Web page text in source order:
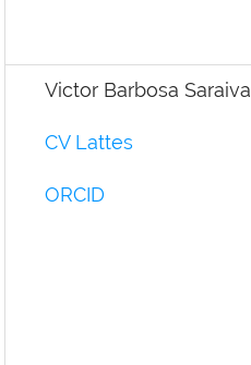
Victor Barbosa Saraiva
CV Lattes
ORCID